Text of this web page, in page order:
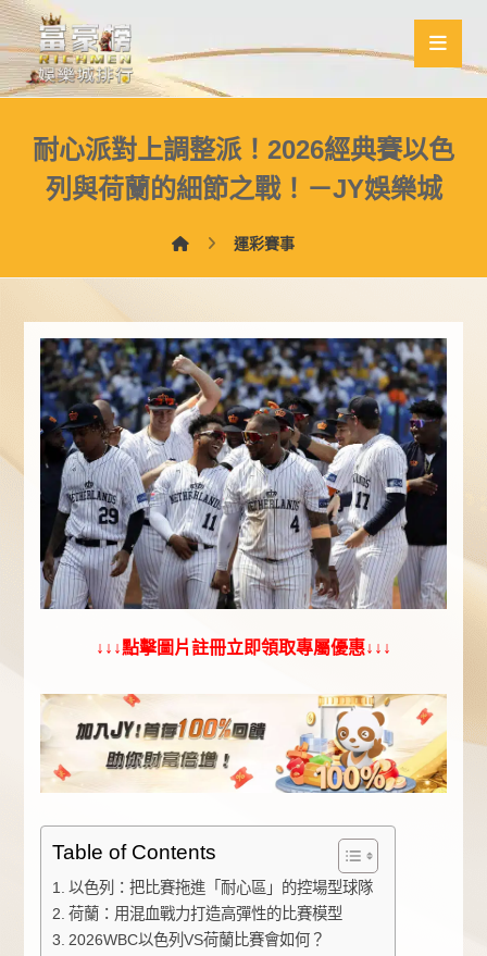
耐心派對上調整派！2026經典賽以色
列與荷蘭的細節之戰！－JY娛樂城
運彩賽事
↓↓↓點擊圖片註冊立即領取專屬優惠↓↓↓
Table of Contents
以色列：把比賽拖進「耐心區」的控場型球隊
荷蘭：用混血戰力打造高彈性的比賽模型
2026WBC以色列VS荷蘭比賽會如何？